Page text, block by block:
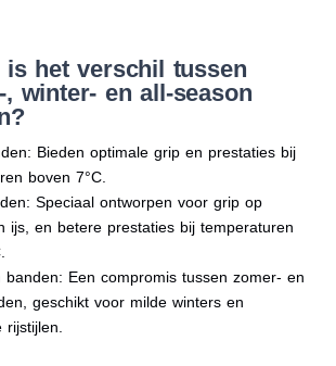
is het verschil tussen
, winter- en all-season
Bieden optimale grip en prestaties bij
boven 7°C.
Speciaal ontworpen voor grip op
ijs, en betere prestaties bij temperaturen
banden: Een compromis tussen zomer- en
geschikt voor milde winters en